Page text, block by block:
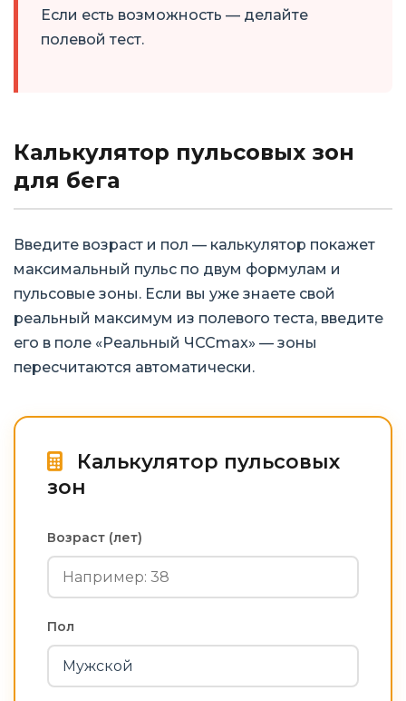
Если есть возможность — делайте
полевой тест.
Калькулятор пульсовых зон
для бега
Введите возраст и пол — калькулятор покажет
максимальный пульс по двум формулам и
пульсовые зоны. Если вы уже знаете свой
реальный максимум из полевого теста, введите
его в поле «Реальный ЧССmax» — зоны
пересчитаются автоматически.
Калькулятор пульсовых
зон
Возраст (лет)
Пол